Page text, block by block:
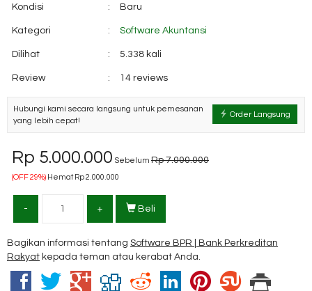
Kondisi : Baru
Kategori : Software Akuntansi
Dilihat : 5.338 kali
Review : 14 reviews
Order Langsung
Hubungi kami secara langsung untuk pemesanan
yang lebih cepat!
Rp 5.000.000 Sebelum Rp 7.000.000
(OFF 29%) Hemat Rp 2.000.000
- + Beli
Bagikan informasi tentang Software BPR | Bank Perkreditan
Rakyat kepada teman atau kerabat Anda.